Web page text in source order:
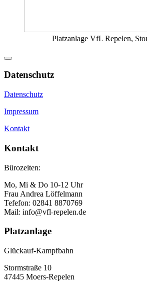
Platzanlage VfL Repelen,
Datenschutz
Datenschutz
Impressum
Kontakt
Kontakt
Bürozeiten:
Mo, Mi & Do 10-12 Uhr
Frau Andrea Löffelmann
Tefefon: 02841 8870769
Mail: info@vfl-repelen.de
Platzanlage
Glückauf-Kampfbahn
Stormstraße 10
47445 Moers-Repelen